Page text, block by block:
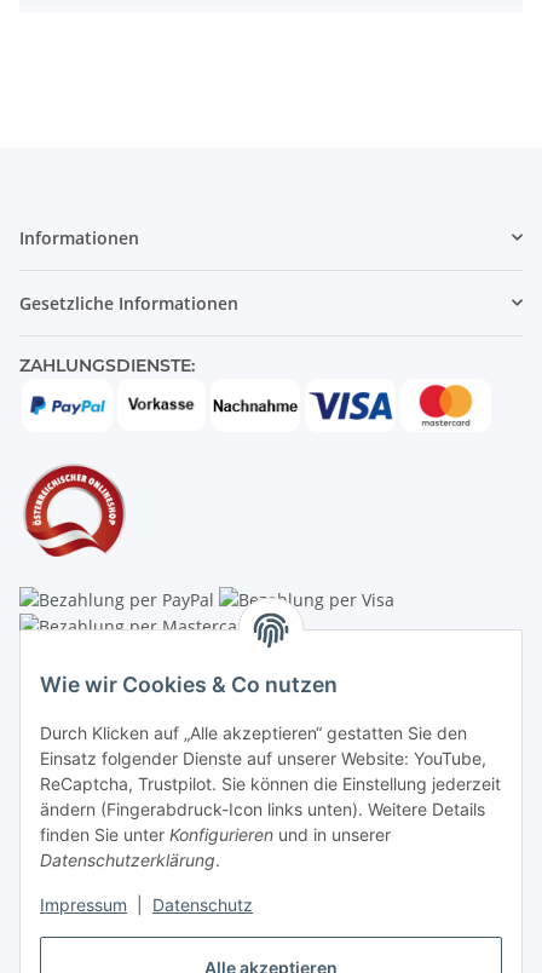
Alle akzeptieren
Wie wir Cookies & Co nutzen
Durch Klicken auf „Alle akzeptieren“ gestatten Sie den
Einsatz folgender Dienste auf unserer Website: YouTube,
ReCaptcha, Trustpilot. Sie können die Einstellung jederzeit
ändern (Fingerabdruck-Icon links unten). Weitere Details
finden Sie unter Konfigurieren und in unserer
Datenschutzerklärung.
Impressum Datenschutz
Informationen
Gesetzliche Informationen
ZAHLUNGSDIENSTE:
Schauraum & Verkauf: Pfarrwald 46
Buchhaltung: Königleiten 11
A-3354 Wolfsbach
+43747782730
shop@krippen-shop.at
www.krippen-shop.at